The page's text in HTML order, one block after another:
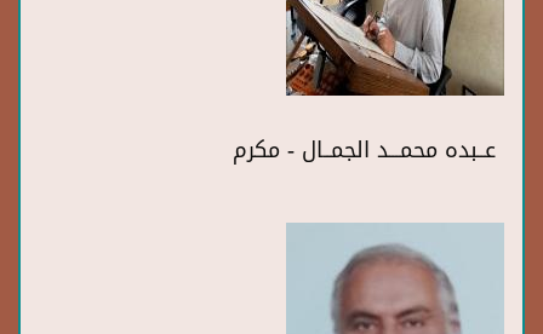
عــبده محمـــد الجمــال - مكرم